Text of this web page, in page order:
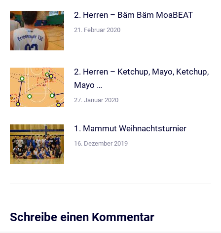
2. Herren – Bäm Bäm MoaBEAT
21. Februar 2020
2. Herren – Ketchup, Mayo, Ketchup,
Mayo …
27. Januar 2020
1. Mammut Weihnachtsturnier
16. Dezember 2019
Schreibe einen Kommentar